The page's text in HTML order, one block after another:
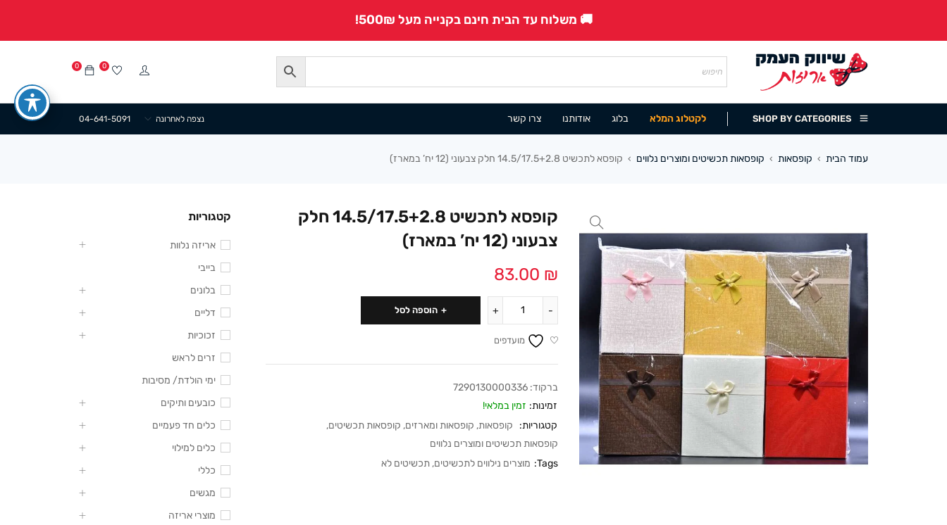
🚚 משלוח עד הבית חינם בקנייה מעל 500₪!
0 0
SHOP BY CATEGORIES לקטלוג המלא בלוג אודותנו צרו קשר 04-641-5091 נצפה לאחרונה
עמוד הבית › קופסאות › קופסאות תכשיטים ומוצרים נלווים › קופסא לתכשיט 14.5/17.5+2.8 חלק צבעוני (12 יח’ במארז)
קופסא לתכשיט 14.5/17.5+2.8 חלק
צבעוני (12 יח’ במארז)
83.00 ₪
הוספה לסל
מועדפים
ברקוד: 7290130000336
זמינות: זמין במלאי!
קטגוריות:
קופסאות, קופסאות ומארזים, קופסאות תכשיטים,
קופסאות תכשיטים ומוצרים נלווים
Tags: מוצרים נילווים לתכשיטים, תכשיטים לא
קטגוריות
אריזה נלוות
בייבי
בלונים
דליים
זכוכיות
זרים לראש
ימי הולדת/ מסיבות
כובעים ותיקים
כלים חד פעמיים
כלים למילוי
כללי
מגשים
מוצרי אריזה